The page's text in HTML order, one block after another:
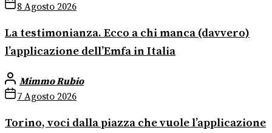
8 Agosto 2026
La testimonianza. Ecco a chi manca (davvero)
l’applicazione dell’Emfa in Italia
Mimmo Rubio
7 Agosto 2026
Torino, voci dalla piazza che vuole l’applicazione